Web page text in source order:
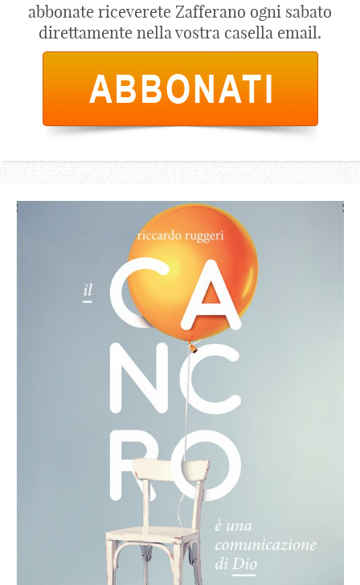
abbonate riceverete Zafferano ogni sabato
direttamente nella vostra casella email.